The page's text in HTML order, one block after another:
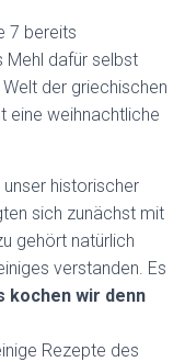
E
7 bereits
Mehl dafür selbst
der griechischen
eine weihnachtliche
historischer
sich zunächst mit
gehört natürlich
verstanden. Es
kochen wir denn
Rezepte des